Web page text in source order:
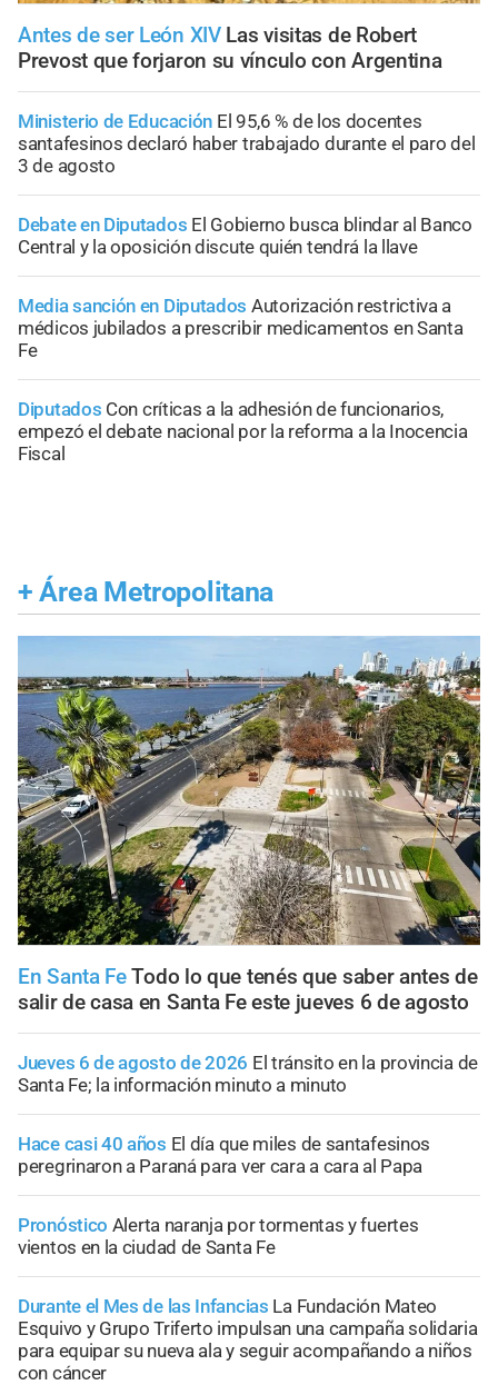
Antes de ser León XIV Las visitas de Robert
Prevost que forjaron su vínculo con Argentina
Ministerio de Educación El 95,6 % de los docentes
santafesinos declaró haber trabajado durante el paro del
3 de agosto
Debate en Diputados El Gobierno busca blindar al Banco
Central y la oposición discute quién tendrá la llave
Media sanción en Diputados Autorización restrictiva a
médicos jubilados a prescribir medicamentos en Santa
Fe
Diputados Con críticas a la adhesión de funcionarios,
empezó el debate nacional por la reforma a la Inocencia
Fiscal
+ Área Metropolitana
En Santa Fe Todo lo que tenés que saber antes de
salir de casa en Santa Fe este jueves 6 de agosto
Jueves 6 de agosto de 2026 El tránsito en la provincia de
Santa Fe; la información minuto a minuto
Hace casi 40 años El día que miles de santafesinos
peregrinaron a Paraná para ver cara a cara al Papa
Pronóstico Alerta naranja por tormentas y fuertes
vientos en la ciudad de Santa Fe
Durante el Mes de las Infancias La Fundación Mateo
Esquivo y Grupo Triferto impulsan una campaña solidaria
para equipar su nueva ala y seguir acompañando a niños
con cáncer